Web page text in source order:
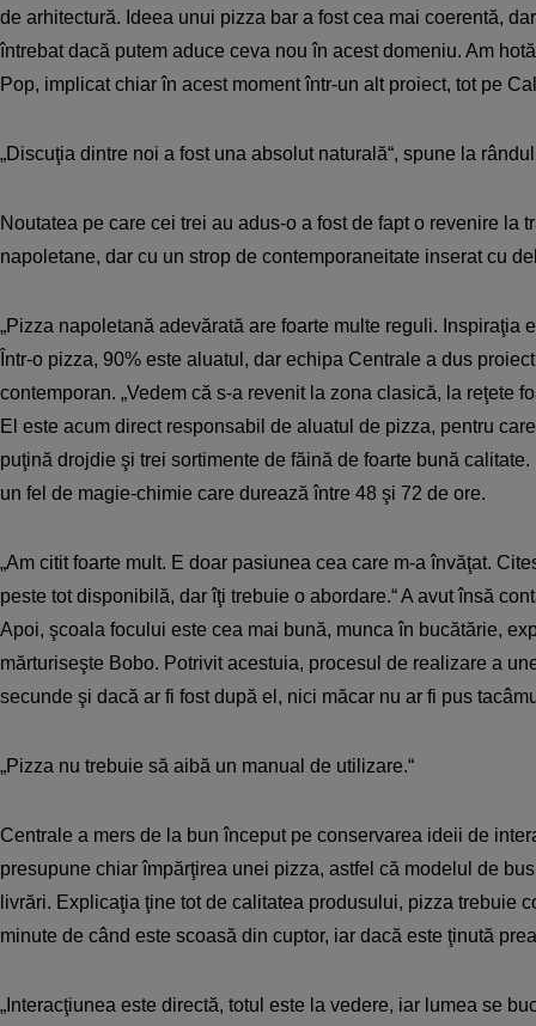
de arhitectură. Ideea unui pizza bar a fost cea mai coerentă,
întrebat dacă putem aduce ceva nou în acest domeniu. Am
Pop, implicat chiar în acest moment într-un alt proiect, tot pe
„Discuţia dintre noi a fost una absolut naturală“, spune la
Noutatea pe care cei trei au adus-o a fost de fapt o revenire la
napoletane, dar cu un strop de contemporaneitate inserat cu
„Pizza napoletană adevărată are foarte multe reguli. Inspiraţia
Într-o pizza, 90% este aluatul, dar echipa Centrale a dus
contemporan. „Vedem că s-a revenit la zona clasică, la reţete
El este acum direct responsabil de aluatul de pizza, pentru
puţină drojdie şi trei sortimente de făină de foarte bună
un fel de magie-chimie care durează între 48 şi 72 de ore.
„Am citit foarte mult. E doar pasiunea cea care m-a învăţat.
peste tot disponibilă, dar îţi trebuie o abordare.“ A avut însă
Apoi, şcoala focului este cea mai bună, munca în bucătărie,
mărturiseşte Bobo. Potrivit acestuia, procesul de realizare a
secunde şi dacă ar fi fost după el, nici măcar nu ar fi pus
„Pizza nu trebuie să aibă un manual de utilizare.“
Centrale a mers de la bun început pe conservarea ideii de
presupune chiar împărţirea unei pizza, astfel că modelul de
livrări. Explicaţia ţine tot de calitatea produsului, pizza trebuie
minute de când este scoasă din cuptor, iar dacă este ţinută
„Interacţiunea este directă, totul este la vedere, iar lumea se